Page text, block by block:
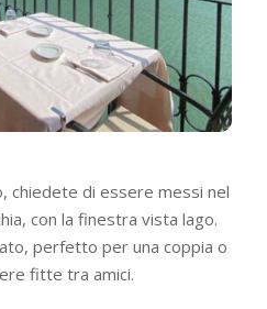
chiedete di essere messi nel
con la finestra vista lago.
perfetto per una coppia o
fitte tra amici.